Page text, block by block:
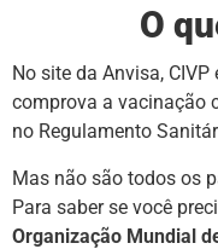
O
No site da Anvisa,
comprova a vacinação
no Regulamento
Mas não são todos os
Para saber se você
Organização Mundial